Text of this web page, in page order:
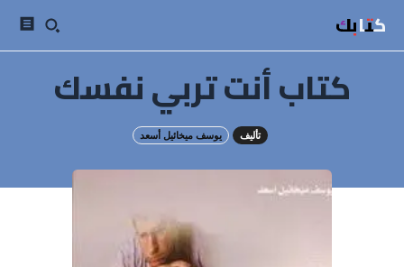
كتابك
كتاب أنت تربي نفسك
تأليف يوسف ميخائيل أسعد